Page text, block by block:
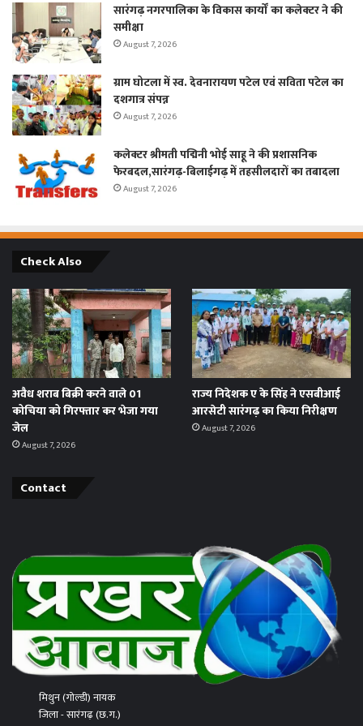
सारंगढ़ नगरपालिका के विकास कार्यों का कलेक्टर ने की
समीक्षा
August 7, 2026
ग्राम घोटला में स्व. देवनारायण पटेल एवं सविता पटेल का
दशगात्र संपन्न
August 7, 2026
कलेक्टर श्रीमती पद्मिनी भोई साहू ने की प्रशासनिक
फेरबदल,सारंगढ़-बिलाईगढ़ में तहसीलदारों का तबादला
August 7, 2026
Check Also
अवैध शराब बिक्री करने वाले 01
कोचिया को गिरफ्तार कर भेजा गया
जेल
August 7, 2026
राज्य निदेशक ए के सिंह ने एसबीआई
आरसेटी सारंगढ़ का किया निरीक्षण
August 7, 2026
Contact
मिथुन (गोल्डी) नायक
जिला - सारंगढ़ (छ.ग.)